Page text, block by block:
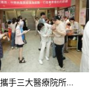
手三大醫療院所...